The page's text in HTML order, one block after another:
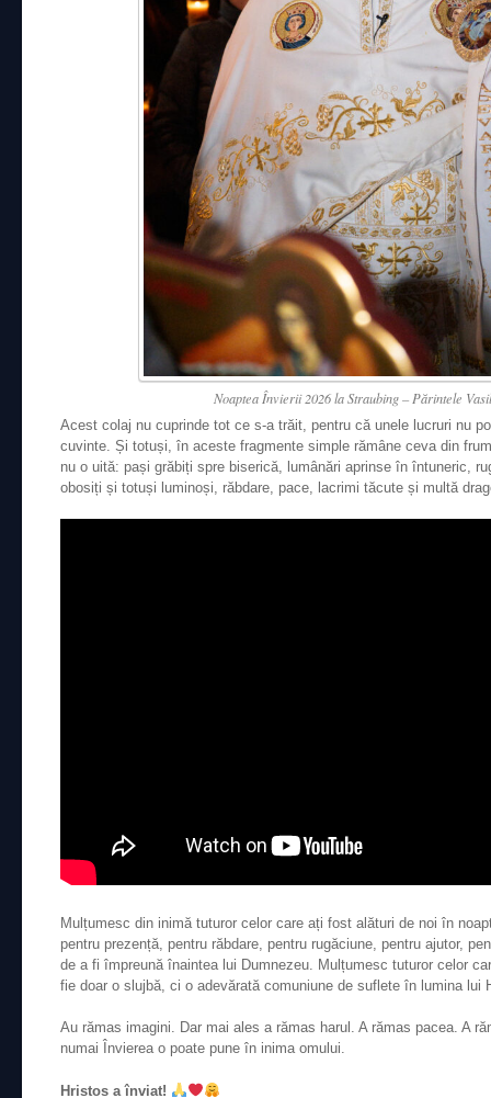
Noaptea Învierii 2026 la Straubing – Părintele
Acest colaj nu cuprinde tot ce s-a trăit, pentru că unele lucruri nu
cuvinte. Și totuși, în aceste fragmente simple rămâne ceva din
nu o uită: pași grăbiți spre biserică, lumânări aprinse în întuneric,
obosiți și totuși luminoși, răbdare, pace, lacrimi tăcute și multă
Mulțumesc din inimă tuturor celor care ați fost alături de noi în
pentru prezență, pentru răbdare, pentru rugăciune, pentru ajutor,
de a fi împreună înaintea lui Dumnezeu. Mulțumesc tuturor celor
fie doar o slujbă, ci o adevărată comuniune de suflete în lumina lui
Au rămas imagini. Dar mai ales a rămas harul. A rămas pacea. A
numai Învierea o poate pune în inima omului.
Hristos a înviat!